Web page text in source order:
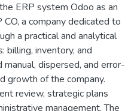
ERP system Odoo as an
a company dedicated to
a practical and analytical
billing, inventory, and
dispersed, and error-
growth of the company.
review, strategic plans
management. The